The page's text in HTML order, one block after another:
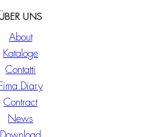
UNS
About
Kataloge
Contatti
Fima Diary
Contract
News